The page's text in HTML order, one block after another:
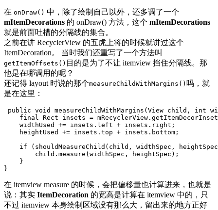
在 onDraw() 中，除了绘制自己以外，还多调了一个
mItemDecorations 的 onDraw() 方法，这个 mItemDecorations
就是前面吐槽的分隔线的集合。
之前在讲 RecyclerView 的五虎上将的时候就讲过这个
ItemDecoration。 当时我们还重写了一个方法叫
getItemOffsets() 目的是为了不让 itemview 挡住分隔线。那
他是在哪调用的呢？
还记得 layout 时说的那个measureChildWithMargins() 吗，就
是在这里：
public void measureChildWithMargins (View child , int
final
Rect insets = mRecyclerView .
widthUsed
+= insets . left + insets . right ;
heightUsed
+= insets . top + insets . bottom ;
if
( shouldMeasureChild ( child , widthSpec ,
heightSpec
child . measure (widthSpec , heightSpec );
}
}
在 itemview measure 的时候，会把偏移量也计算进来，也就是
说：其实 ItemDecoration 的宽高是计算在 itemview 中的，只
不过 itemview 本身绘制区域没有那么大，留出来的地方正好